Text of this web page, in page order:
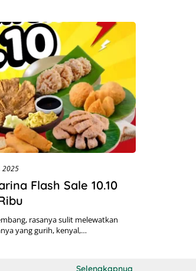
2025
Flash Sale 10.10
rasanya sulit melewatkan
yang gurih, kenyal,…
Selengkapnya